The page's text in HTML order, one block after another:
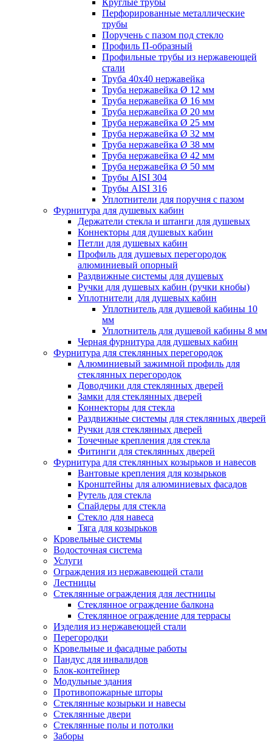
Круглые трубы
Перфорированные металлические
трубы
Поручень с пазом под стекло
Профиль П-образный
Профильные трубы из нержавеющей
стали
Труба 40х40 нержавейка
Труба нержавейка Ø 12 мм
Труба нержавейка Ø 16 мм
Труба нержавейка Ø 20 мм
Труба нержавейка Ø 25 мм
Труба нержавейка Ø 32 мм
Труба нержавейка Ø 38 мм
Труба нержавейка Ø 42 мм
Труба нержавейка Ø 50 мм
Трубы AISI 304
Трубы AISI 316
Уплотнители для поручня с пазом
Фурнитура для душевых кабин
Держатели стекла и штанги для душевых
Коннекторы для душевых кабин
Петли для душевых кабин
Профиль для душевых перегородок
алюминиевый опорный
Раздвижные сиcтемы для душевых
Ручки для душевых кабин (ручки кнобы)
Уплотнители для душевых кабин
Уплотнитель для душевой кабины 10
мм
Уплотнитель для душевой кабины 8 мм
Черная фурнитура для душевых кабин
Фурнитура для стеклянных перегородок
Алюминиевый зажимной профиль для
стеклянных перегородок
Доводчики для стеклянных дверей
Замки для стеклянных дверей
Коннекторы для стекла
Раздвижные системы для стеклянных дверей
Ручки для стеклянных дверей
Точечные крепления для стекла
Фитинги для стеклянных дверей
Фурнитура для стеклянных козырьков и навесов
Вантовые крепления для козырьков
Кронштейны для алюминиевых фасадов
Рутель для стекла
Спайдеры для стекла
Стекло для навеса
Тяга для козырьков
Кровельные системы
Водосточная система
Услуги
Ограждения из нержавеющей стали
Лестницы
Стеклянные ограждения для лестницы
Стеклянное ограждение балкона
Стеклянное ограждение для террасы
Изделия из нержавеющей стали
Перегородки
Кровельные и фасадные работы
Пандус для инвалидов
Блок-контейнер
Модульные здания
Противопожарные шторы
Стеклянные козырьки и навесы
Стеклянные двери
Стеклянные полы и потолки
Заборы